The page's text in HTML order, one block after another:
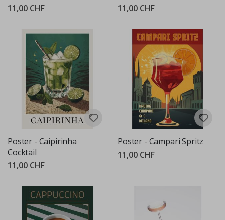
11,00 CHF
11,00 CHF
Poster - Caipirinha
Cocktail
11,00 CHF
Poster - Campari Spritz
11,00 CHF